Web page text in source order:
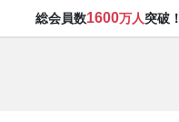
総会員数1600万人突破！